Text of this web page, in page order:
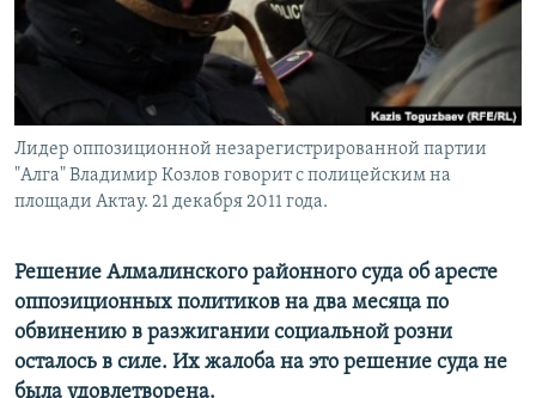
Лидер оппозиционной незарегистрированной партии
"Алга" Владимир Козлов говорит с полицейским на
площади Актау. 21 декабря 2011 года.
Решение Алмалинского районного суда об аресте
оппозиционных политиков на два месяца по
обвинению в разжигании социальной розни
осталось в силе. Их жалоба на это решение суда не
была удовлетворена.